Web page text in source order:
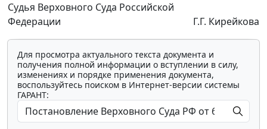
Судья Верховного Суда Российской
Федерации
Г.Г. Кирейкова
Для просмотра актуального текста документа и
получения полной информации о вступлении в силу,
изменениях и порядке применения документа,
воспользуйтесь поиском в Интернет-версии системы
ГАРАНТ: